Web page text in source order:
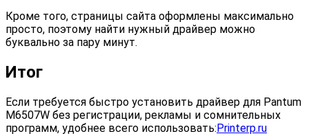
Кроме того, страницы сайта оформлены максимально
просто, поэтому найти нужный драйвер можно
буквально за пару минут.
Итог
Если требуется быстро установить драйвер для Pantum
M6507W без регистрации, рекламы и сомнительных
программ, удобнее всего использовать:Printerp.ru